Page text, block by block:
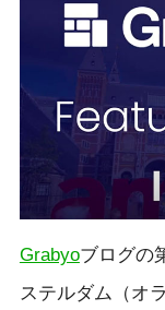
Grabyoブログの
ステルダム（オ